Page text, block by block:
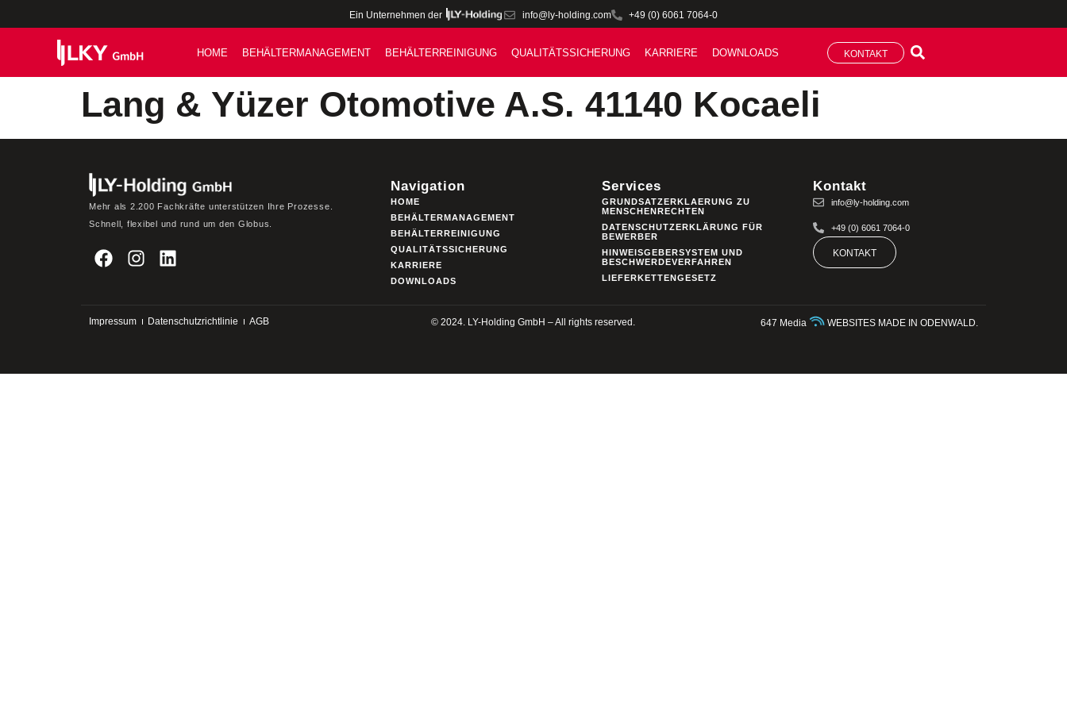
Ein Unternehmen der info@ly-holding.com +49 (0) 6061 7064-0
HOME BEHÄLTERMANAGEMENT BEHÄLTERREINIGUNG QUALITÄTSSICHERUNG KARRIERE DOWNLOADS KONTAKT
Lang & Yüzer Otomotive A.S. 41140 Kocaeli
Mehr als 2.200 Fachkräfte unterstützen Ihre Prozesse.
Schnell, flexibel und rund um den Globus.
Navigation
HOME
BEHÄLTERMANAGEMENT
BEHÄLTERREINIGUNG
QUALITÄTSSICHERUNG
KARRIERE
DOWNLOADS
Services
GRUNDSATZERKLAERUNG ZU
MENSCHENRECHTEN
DATENSCHUTZERKLÄRUNG FÜR
BEWERBER
HINWEISGEBERSYSTEM UND
BESCHWERDEVERFAHREN
LIEFERKETTENGESETZ
Kontakt
info@ly-holding.com
+49 (0) 6061 7064-0
KONTAKT
Impressum Datenschutzrichtlinie AGB © 2024. LY-Holding GmbH – All rights reserved. 647 Media WEBSITES MADE IN ODENWALD.